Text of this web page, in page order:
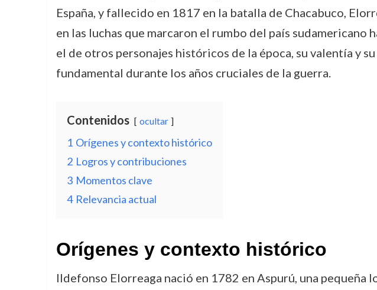
España, y fallecido en 1817 en la batalla de Chacabuco,
en las luchas que marcaron el rumbo del país
el de otros personajes históricos de la época, su valentía y
fundamental durante los años cruciales de la guerra.
Contenidos ocultar
1 Orígenes y contexto histórico
2 Logros y contribuciones
3 Momentos clave
4 Relevancia actual
Orígenes y contexto histórico
Ildefonso Elorreaga nació en 1782 en Aspurú, una pequeña